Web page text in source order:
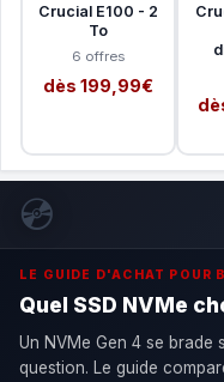
Crucial E100 - 2
To
6 offres
dès 199,99€
💿
LE GUIDE D'ACHAT POUR
Quel SSD NVMe
Un NVMe Gen 4 se brade
question. Le guide